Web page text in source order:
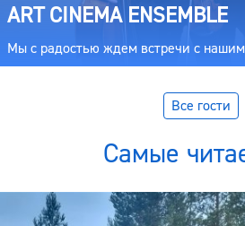
ART CINEMA ENSEMBLE
Мы с радостью ждем встречи с
Все гости
Самые